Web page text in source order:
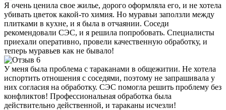
Я очень ценила свое жилье, дорого оформляла его, и не хотела
убивать цветок какой-то химия. Но муравьи заползли между
плитками в кухне, и я была в отчаянии. Соседи
рекомендовали СЭС, и я решила попробовать. Специалисты
приехали оперативно, провели качественную обработку, и
теперь муравьев как не бывало!
У меня была проблема с тараканами в общежитии. Не хотела
испортить отношения с соседями, поэтому не запрашивала у
них согласия на обработку. СЭС помогла решить проблему без
конфликтов! Профессиональная обработка была
действительно действенной, и тараканы исчезли!